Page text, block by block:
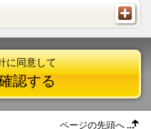
に同意して
認する
ページの先頭へ